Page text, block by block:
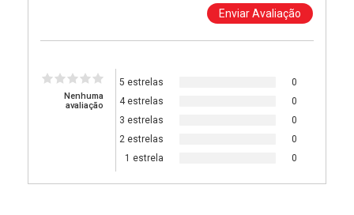
Nenhuma
avaliação
5 estrelas
0
4 estrelas
0
3 estrelas
0
2 estrelas
0
1 estrela
0